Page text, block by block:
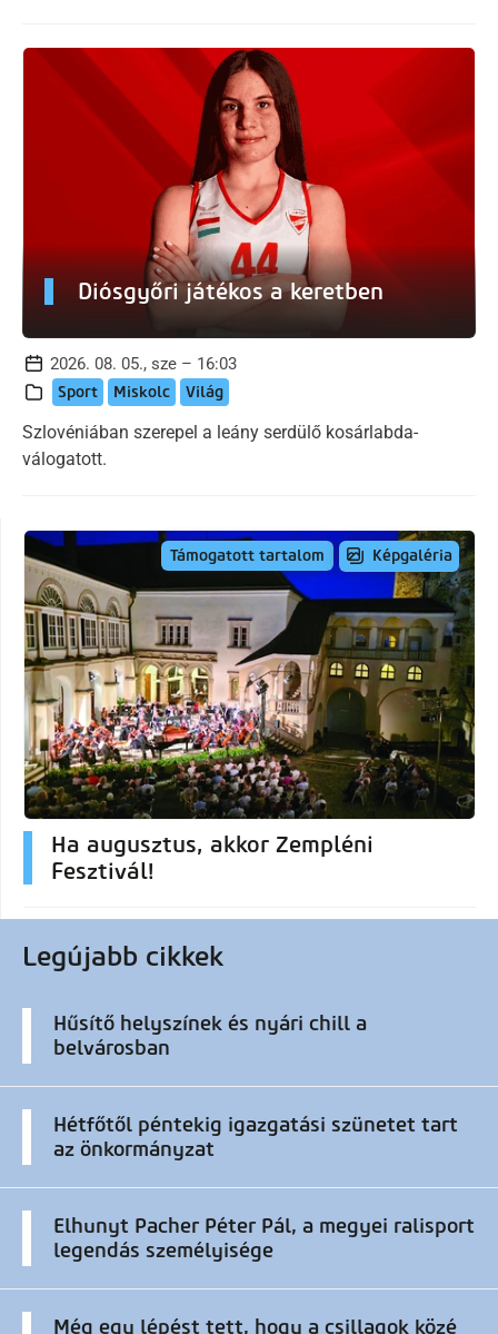
Diósgyőri játékos a keretben
2026. 08. 05., sze – 16:03
Sport Miskolc Világ
Szlovéniában szerepel a leány serdülő kosárlabda-
válogatott.
Támogatott tartalom Képgaléria
Ha augusztus, akkor Zempléni
Fesztivál!
Legújabb cikkek
Hűsítő helyszínek és nyári chill a
belvárosban
Hétfőtől péntekig igazgatási szünetet tart
az önkormányzat
Elhunyt Pacher Péter Pál, a megyei ralisport
legendás személyisége
Még egy lépést tett, hogy a csillagok közé